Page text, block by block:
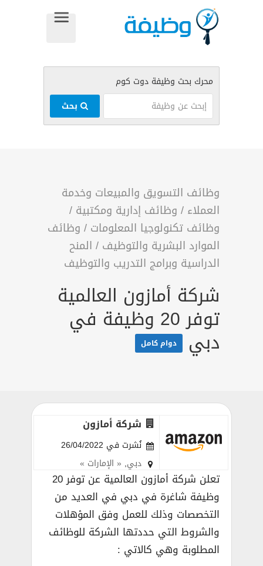
وظائف التسويق والمبيعات وخدمة
العملاء / وظائف إدارية ومكتبية /
وظائف تكنولوجيا المعلومات / وظائف
الموارد البشرية والتوظيف / المنح
الدراسية وبرامج التدريب والتوظيف
شركة أمازون العالمية
توفر 20 وظيفة في
دبي دوام كامل
شركة أمازون
نُشرت في 26/04/2022
دبي, « الإمارات »
تعلن شركة أمازون العالمية عن توفر 20
وظيفة شاغرة في دبي في العديد من
التخصصات وذلك للعمل وفق المؤهلات
والشروط التي حددتها الشركة للوظائف
المطلوبة وهي كالاتي :